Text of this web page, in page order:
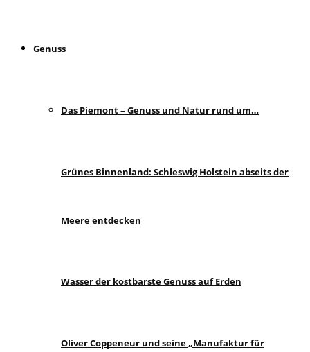
Genuss
Das Piemont – Genuss und Natur rund um…
Grünes Binnenland: Schleswig Holstein abseits der
Meere entdecken
Wasser der kostbarste Genuss auf Erden
Oliver Coppeneur und seine „Manufaktur für